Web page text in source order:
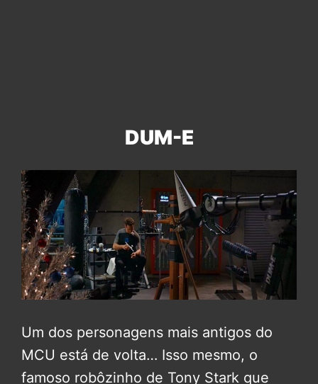
DUM-E
Um dos personagens mais antigos do
MCU está de volta… Isso mesmo, o
famoso robôzinho de Tony Stark que